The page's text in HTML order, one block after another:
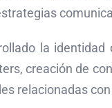
la
creación de
relacionadas